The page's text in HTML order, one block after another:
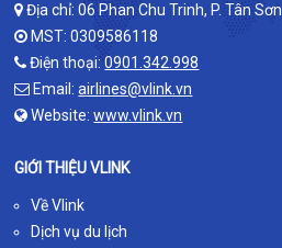
Địa chỉ: 06 Phan Chu Trinh, P. Tân
MST: 0309586118
Điện thoại:0901.342.998
Email:airlines@vlink.vn
Website:www.vlink.vn
GIỚI THIỆU VLINK
Về Vlink
Dịch vụ du lịch